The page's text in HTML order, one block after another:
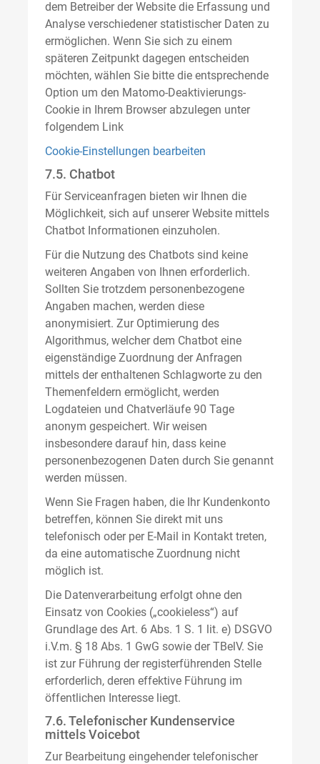
dem Betreiber der Website die Erfassung und
Analyse verschiedener statistischer Daten zu
ermöglichen. Wenn Sie sich zu einem
späteren Zeitpunkt dagegen entscheiden
möchten, wählen Sie bitte die entsprechende
Option um den Matomo-Deaktivierungs-
Cookie in Ihrem Browser abzulegen unter
folgendem Link
Cookie-Einstellungen bearbeiten
7.5. Chatbot
Für Serviceanfragen bieten wir Ihnen die
Möglichkeit, sich auf unserer Website mittels
Chatbot Informationen einzuholen.
Für die Nutzung des Chatbots sind keine
weiteren Angaben von Ihnen erforderlich.
Sollten Sie trotzdem personenbezogene
Angaben machen, werden diese
anonymisiert. Zur Optimierung des
Algorithmus, welcher dem Chatbot eine
eigenständige Zuordnung der Anfragen
mittels der enthaltenen Schlagworte zu den
Themenfeldern ermöglicht, werden
Logdateien und Chatverläufe 90 Tage
anonym gespeichert. Wir weisen
insbesondere darauf hin, dass keine
personenbezogenen Daten durch Sie genannt
werden müssen.
Wenn Sie Fragen haben, die Ihr Kundenkonto
betreffen, können Sie direkt mit uns
telefonisch oder per E-Mail in Kontakt treten,
da eine automatische Zuordnung nicht
möglich ist.
Die Datenverarbeitung erfolgt ohne den
Einsatz von Cookies („cookieless“) auf
Grundlage des Art. 6 Abs. 1 S. 1 lit. e) DSGVO
i.V.m. § 18 Abs. 1 GwG sowie der TBelV. Sie
ist zur Führung der registerführenden Stelle
erforderlich, deren effektive Führung im
öffentlichen Interesse liegt.
7.6. Telefonischer Kundenservice
mittels Voicebot
Zur Bearbeitung eingehender telefonischer